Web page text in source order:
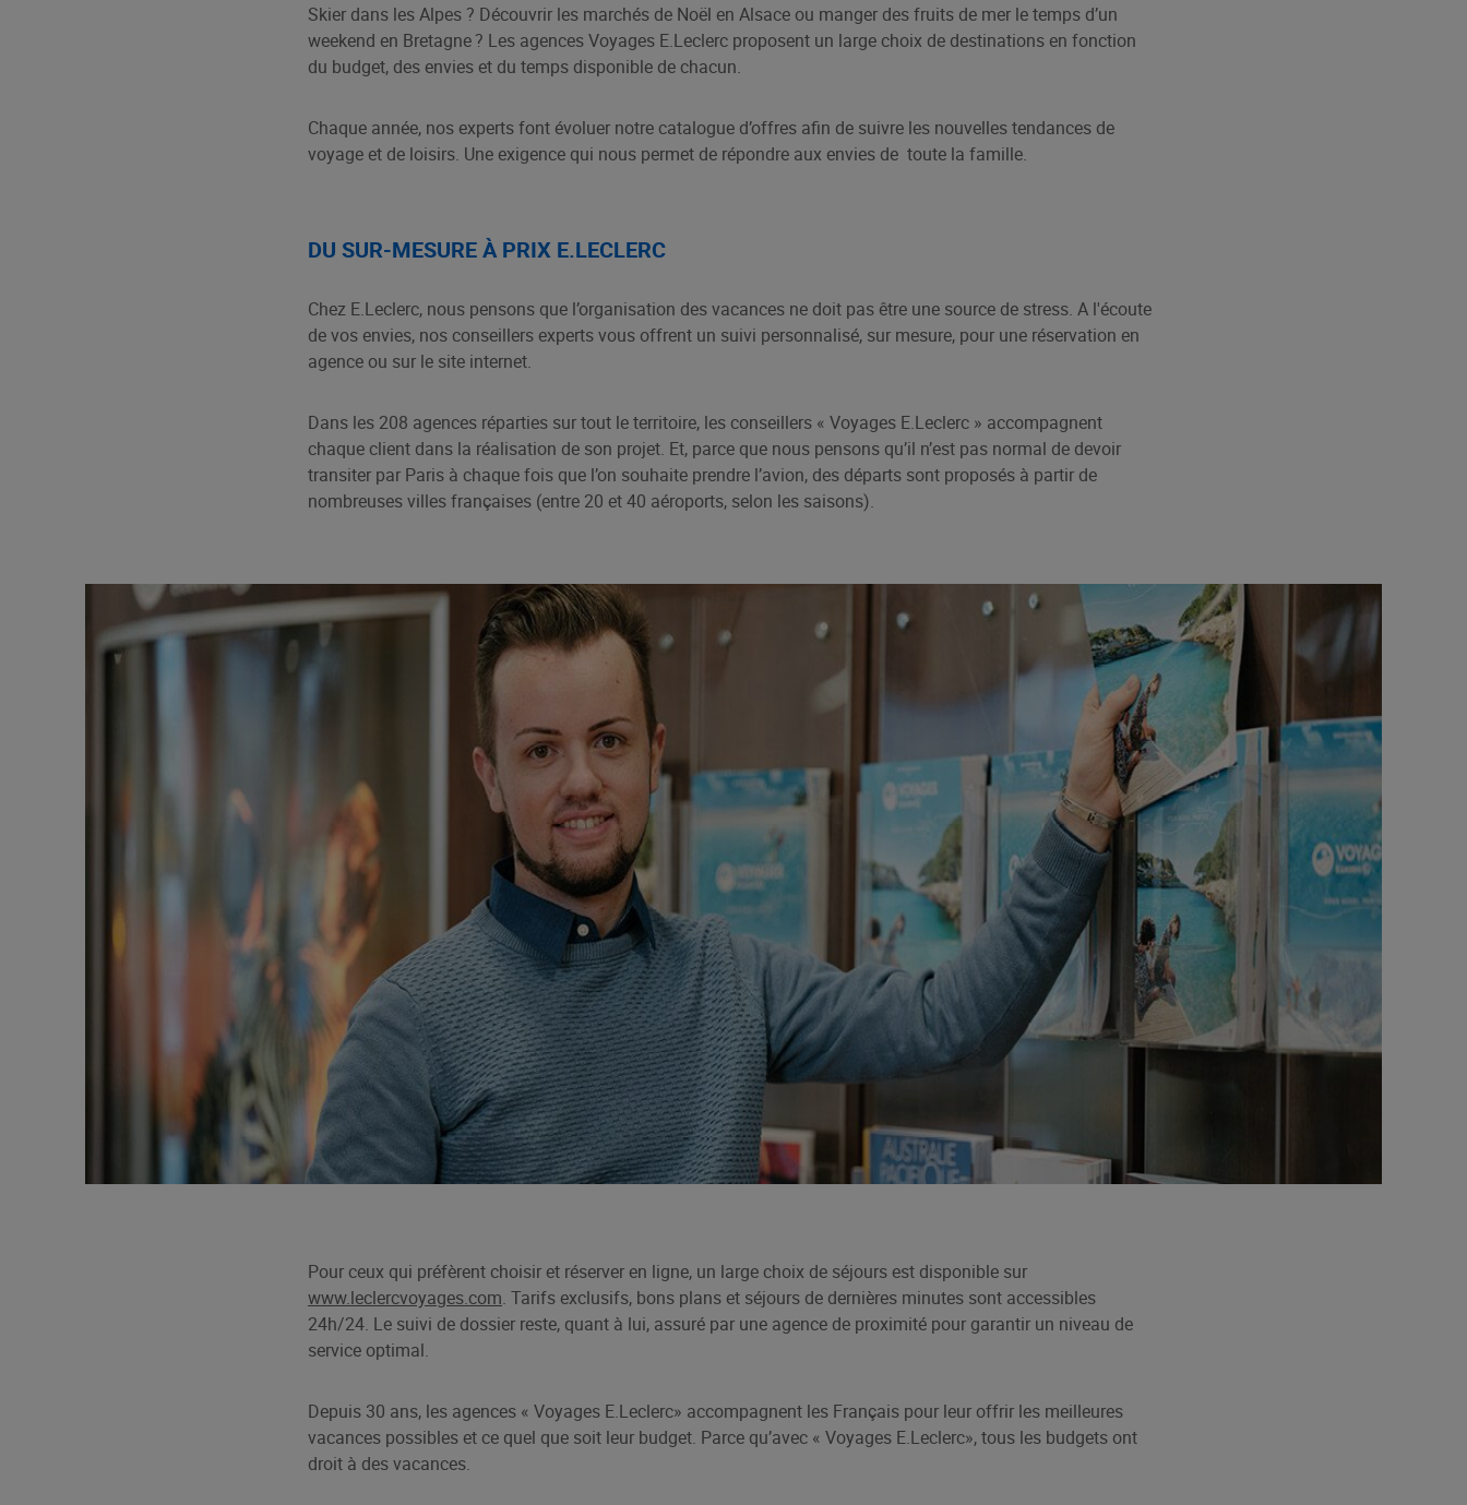
Skier dans les Alpes ? Découvrir les marchés de Noël en Alsace ou manger des fruits de mer le temps d’un
weekend en Bretagne ? Les agences Voyages E.Leclerc proposent un large choix de destinations en fonction
du budget, des envies et du temps disponible de chacun.
Chaque année, nos experts font évoluer notre catalogue d’offres afin de suivre les nouvelles tendances de
voyage et de loisirs. Une exigence qui nous permet de répondre aux envies de toute la famille.
DU SUR-MESURE À PRIX E.LECLERC
Chez E.Leclerc, nous pensons que l’organisation des vacances ne doit pas être une source de stress. A l'écoute
de vos envies, nos conseillers experts vous offrent un suivi personnalisé, sur mesure, pour une réservation en
agence ou sur le site internet.
Dans les 208 agences réparties sur tout le territoire, les conseillers « Voyages E.Leclerc » accompagnent
chaque client dans la réalisation de son projet. Et, parce que nous pensons qu’il n’est pas normal de devoir
transiter par Paris à chaque fois que l’on souhaite prendre l’avion, des départs sont proposés à partir de
nombreuses villes françaises (entre 20 et 40 aéroports, selon les saisons).
Pour ceux qui préfèrent choisir et réserver en ligne, un large choix de séjours est disponible sur
www.leclercvoyages.com. Tarifs exclusifs, bons plans et séjours de dernières minutes sont accessibles
24h/24. Le suivi de dossier reste, quant à lui, assuré par une agence de proximité pour garantir un niveau de
service optimal.
Depuis 30 ans, les agences « Voyages E.Leclerc» accompagnent les Français pour leur offrir les meilleures
vacances possibles et ce quel que soit leur budget. Parce qu’avec « Voyages E.Leclerc», tous les budgets ont
droit à des vacances.